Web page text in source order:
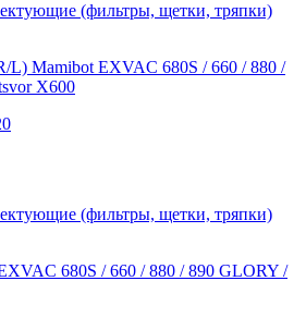
(фильтры, щетки, тряпки)
L) Mamibot EXVAC 680S / 660 / 880 /
X600
(фильтры, щетки, тряпки)
680S / 660 / 880 / 890 GLORY /